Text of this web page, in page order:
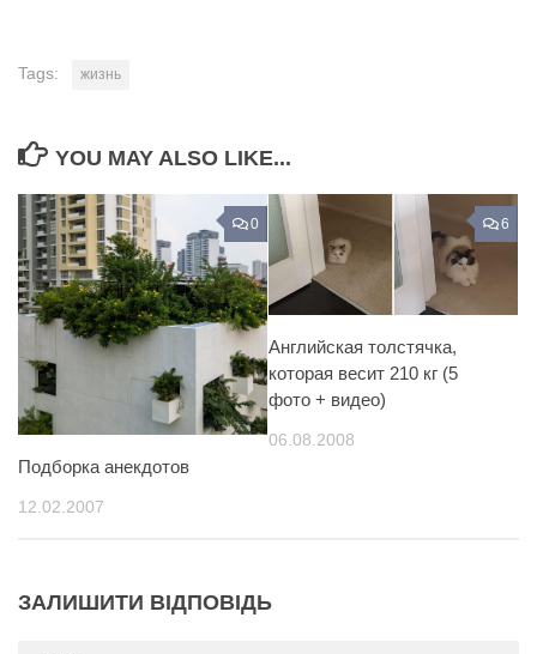
Tags: жизнь
YOU MAY ALSO LIKE...
0
Подборка анекдотов
12.02.2007
6
Английская толстячка,
которая весит 210 кг (5
фото + видео)
06.08.2008
ЗАЛИШИТИ ВІДПОВІДЬ